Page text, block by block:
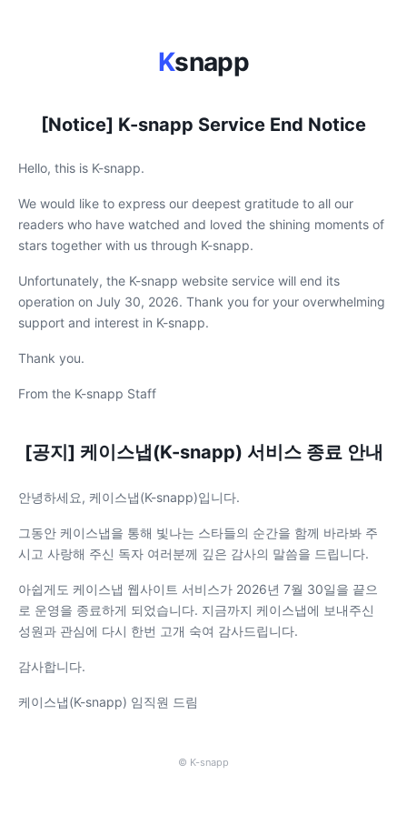
Ksnapp
[Notice] K-snapp Service End Notice
Hello, this is K-snapp.
We would like to express our deepest gratitude to all our
readers who have watched and loved the shining moments of
stars together with us through K-snapp.
Unfortunately, the K-snapp website service will end its
operation on July 30, 2026. Thank you for your overwhelming
support and interest in K-snapp.
Thank you.
From the K-snapp Staff
[공지] 케이스냅(K-snapp) 서비스 종료 안내
안녕하세요, 케이스냅(K-snapp)입니다.
그동안 케이스냅을 통해 빛나는 스타들의 순간을 함께 바라봐 주
시고 사랑해 주신 독자 여러분께 깊은 감사의 말씀을 드립니다.
아쉽게도 케이스냅 웹사이트 서비스가 2026년 7월 30일을 끝으
로 운영을 종료하게 되었습니다. 지금까지 케이스냅에 보내주신
성원과 관심에 다시 한번 고개 숙여 감사드립니다.
감사합니다.
케이스냅(K-snapp) 임직원 드림
© K-snapp